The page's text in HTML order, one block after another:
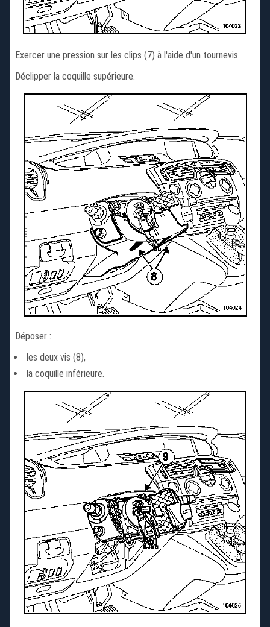
Exercer une pression sur les clips (7) à l'aide d'un tournevis.
Déclipper la coquille supérieure.
Déposer :
les deux vis (8),
la coquille inférieure.